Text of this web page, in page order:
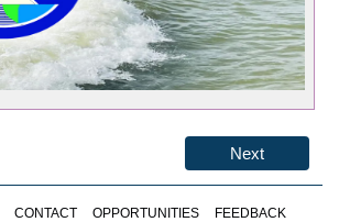
Next
CONTACT OPPORTUNITIES FEEDBACK